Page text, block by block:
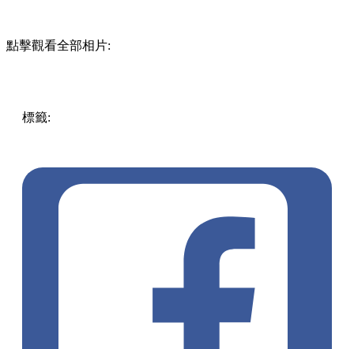
點擊觀看全部相片:
標籤: